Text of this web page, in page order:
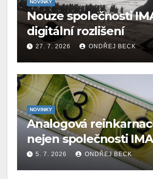
NOVINKY
Nouze společnosti
digitální rozlišení
27. 7. 2026 ONDŘEJ BECK
NOVINKY
Analogová
nejen společnosti
5. 7. 2026 ONDŘEJ BECK